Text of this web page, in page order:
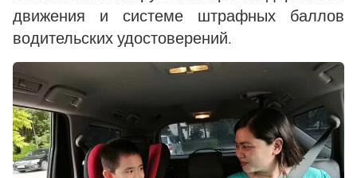
движения и системе штрафных баллов
водительских удостоверений.